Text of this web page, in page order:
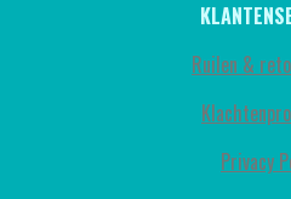
Ruilen &
Privacy